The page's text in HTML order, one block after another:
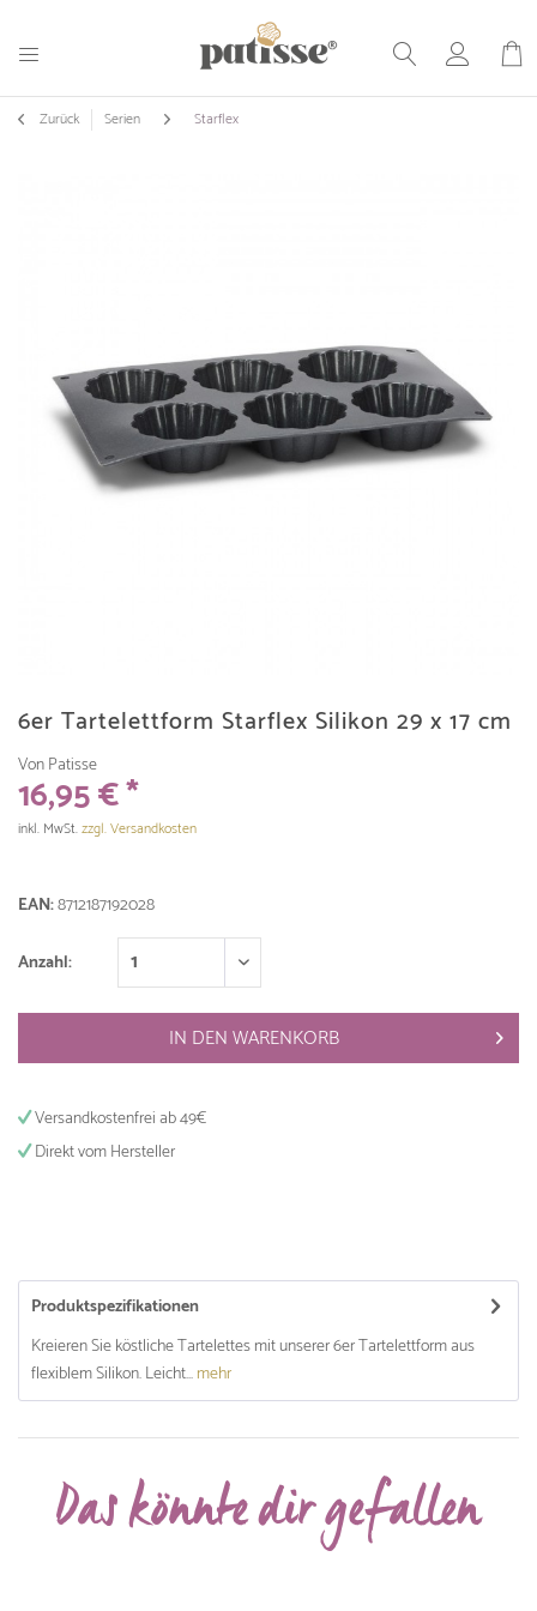
Zurück Serien Starflex
6er Tartelettform Starflex Silikon 29 x 17 cm
Von Patisse
16,95 € *
inkl. MwSt.zzgl. Versandkosten
EAN:8712187192028
Anzahl:
IN DENWARENKORB
Versandkostenfrei ab 49€
Direkt vom Hersteller
Produktspezifikationen
Kreieren Sie köstliche Tartelettes mit unserer 6er Tartelettform aus
flexiblem Silikon. Leicht...mehr
Das könnte dir gefallen